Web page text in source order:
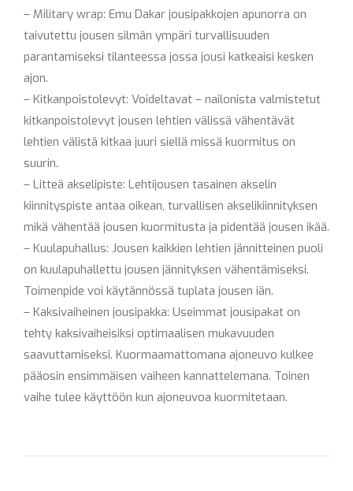
– Military wrap: Emu Dakar jousipakkojen apunorra on
taivutettu jousen silmän ympäri turvallisuuden
parantamiseksi tilanteessa jossa jousi katkeaisi kesken
ajon.
– Kitkanpoistolevyt: Voideltavat – nailonista valmistetut
kitkanpoistolevyt jousen lehtien välissä vähentävät
lehtien välistä kitkaa juuri siellä missä kuormitus on
suurin.
– Litteä akselipiste: Lehtijousen tasainen akselin
kiinnityspiste antaa oikean, turvallisen akselikiinnityksen
mikä vähentää jousen kuormitusta ja pidentää jousen ikää.
– Kuulapuhallus: Jousen kaikkien lehtien jännitteinen puoli
on kuulapuhallettu jousen jännityksen vähentämiseksi.
Toimenpide voi käytännössä tuplata jousen iän.
– Kaksivaiheinen jousipakka: Useimmat jousipakat on
tehty kaksivaiheisiksi optimaalisen mukavuuden
saavuttamiseksi. Kuormaamattomana ajoneuvo kulkee
pääosin ensimmäisen vaiheen kannattelemana. Toinen
vaihe tulee käyttöön kun ajoneuvoa kuormitetaan.